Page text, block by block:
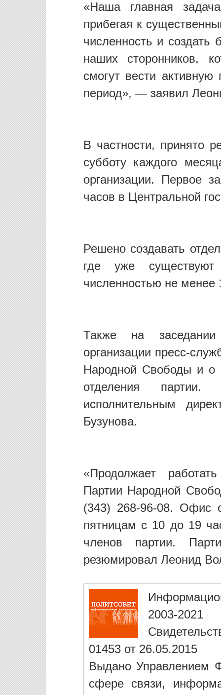
«Наша главная
прибегая к
численность и создать
наших сторонников,
смогут вести
период», — заявил
В частности, принято
субботу каждого
организации. Первое
часов в Центральной
Решено создавать
где уже
численностью не менее
Также на
организации пресс-
Народной Свободы и о
отделения
исполнительным
Бузунова.
«Продолжает
Партии Народной
(343) 268-96-08. Офис
пятницам с 10 до 19
членов партии.
резюмировал Леонид
2003-2021
01453 от 26.05.2015
Выдано Управлением
сфере связи,